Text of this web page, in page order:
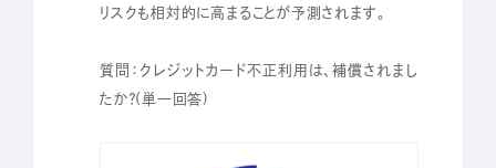
リスクも相対的に高まることが予測されます。
質問：クレジットカード不正利用は、補償されまし
たか？(単一回答)